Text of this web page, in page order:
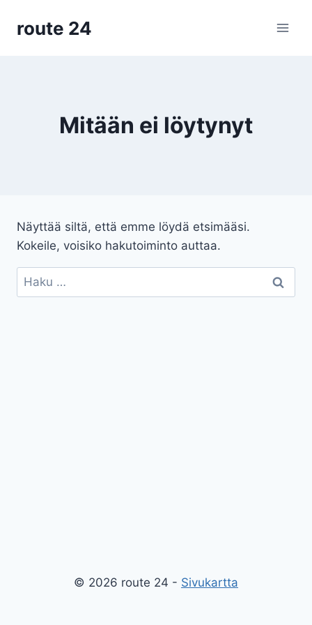
sisältöön
route 24
Mitään ei löytynyt
Näyttää siltä, että emme löydä etsimääsi.
Kokeile, voisiko hakutoiminto auttaa.
Haku:
© 2026 route 24 - Sivukartta